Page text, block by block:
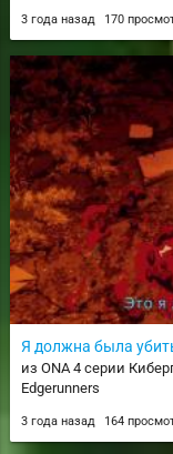
3 года назад 170
Я должна была
из ONA 4 серии
Edgerunners
3 года назад 164